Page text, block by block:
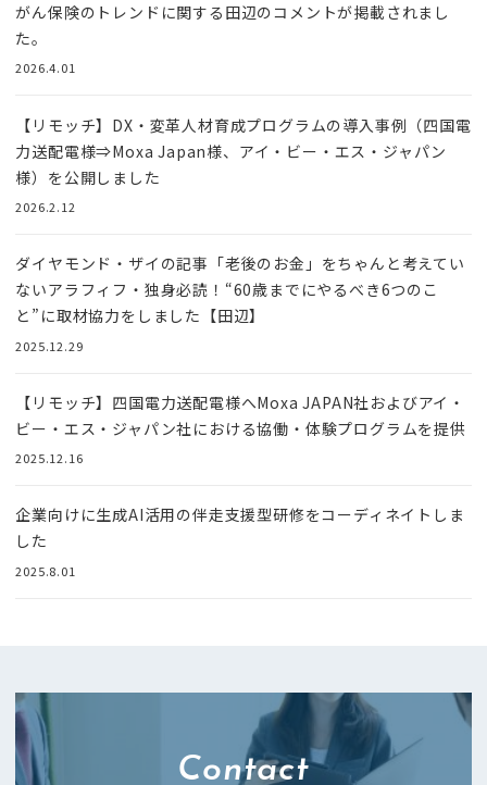
がん保険のトレンドに関する田辺のコメントが掲載されまし
た。
2026.4.01
【リモッチ】DX・変革人材育成プログラムの導入事例（四国電
力送配電様⇒Moxa Japan様、アイ・ビー・エス・ジャパン
様）を公開しました
2026.2.12
ダイヤモンド・ザイの記事「老後のお金」をちゃんと考えてい
ないアラフィフ・独身必読！“60歳までにやるべき6つのこ
と”に取材協力をしました【田辺】
2025.12.29
【リモッチ】四国電⼒送配電様へMoxa JAPAN社およびアイ・
ビー・エス・ジャパン社における協働・体験プログラムを提供
2025.12.16
企業向けに生成AI活用の伴走支援型研修をコーディネイトしま
した
2025.8.01
Contact